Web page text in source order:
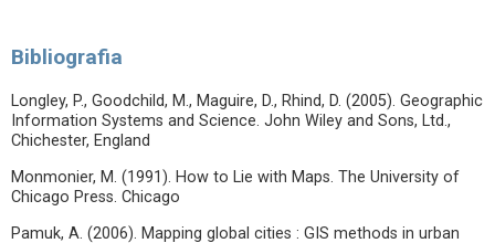
Bibliografia
Longley, P., Goodchild, M., Maguire, D., Rhind, D. (2005). Geographic
Information Systems and Science. John Wiley and Sons, Ltd.,
Chichester, England
Monmonier, M. (1991). How to Lie with Maps. The University of
Chicago Press. Chicago
Pamuk, A. (2006). Mapping global cities : GIS methods in urban